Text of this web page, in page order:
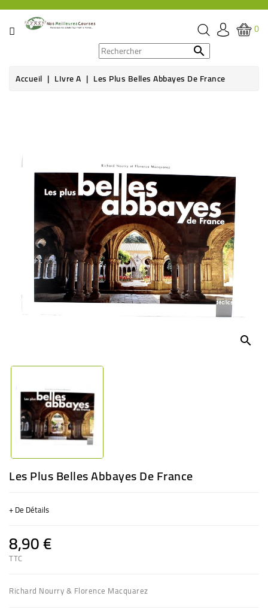
CATÉGORIE
ÉPICERIE
HYGIÈNE
SOINS
SANTÉ
BIEN-
CULTUREL
0

Accueil LIvre A Les Plus Belles Abbayes De France
search
Les Plus Belles Abbayes De France
+ De Détails
8,90 €
TTC
Richard Nourry & Florence Macquarez